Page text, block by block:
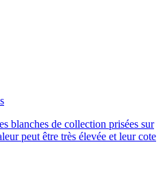
blanches de collection prisées sur
peut être très élevée et leur cote